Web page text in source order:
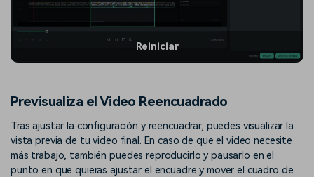
Reiniciar
Previsualiza el Video Reencuadrado
Tras ajustar la configuración y reencuadrar, puedes visualizar la
vista previa de tu video final. En caso de que el video necesite
más trabajo, también puedes reproducirlo y pausarlo en el
punto en que quieras ajustar el encuadre y mover el cuadro de